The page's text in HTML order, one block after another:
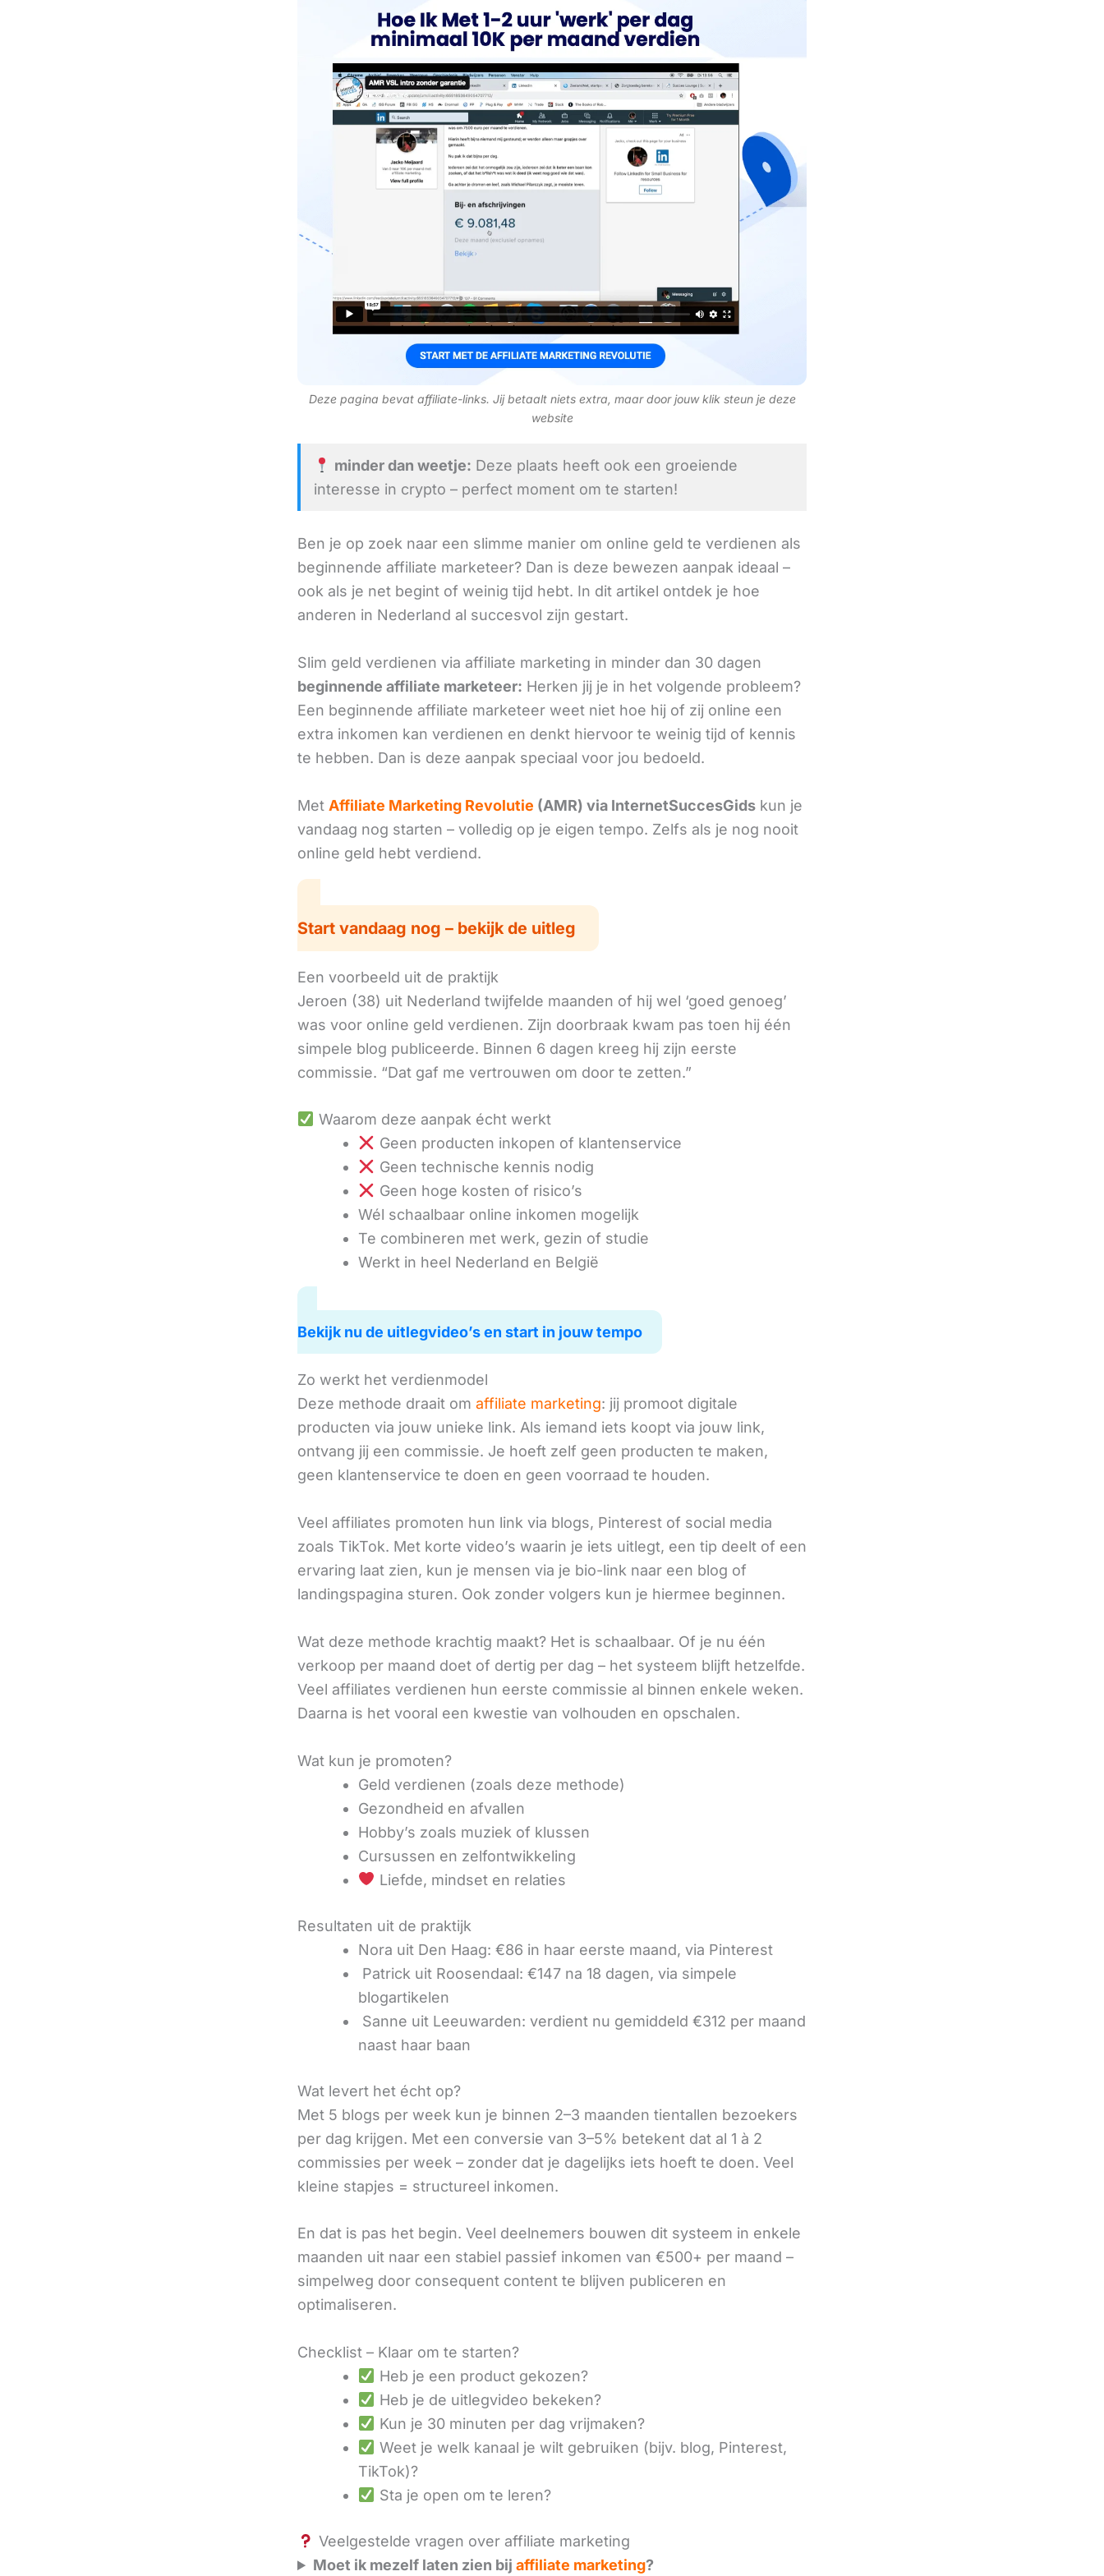
Deze pagina bevat affiliate-links. Jij betaalt niets extra, maar door jouw klik steun je deze
website
minder dan weetje: Deze plaats heeft ook een groeiende
interesse in crypto – perfect moment om te starten!
Ben je op zoek naar een slimme manier om online geld te verdienen als
beginnende affiliate marketeer? Dan is deze bewezen aanpak ideaal –
ook als je net begint of weinig tijd hebt. In dit artikel ontdek je hoe
anderen in Nederland al succesvol zijn gestart.
Slim geld verdienen via affiliate marketing in minder dan 30 dagen
beginnende affiliate marketeer: Herken jij je in het volgende probleem?
Een beginnende affiliate marketeer weet niet hoe hij of zij online een
extra inkomen kan verdienen en denkt hiervoor te weinig tijd of kennis
te hebben. Dan is deze aanpak speciaal voor jou bedoeld.
Met Affiliate Marketing Revolutie (AMR) via InternetSuccesGids kun je
vandaag nog starten – volledig op je eigen tempo. Zelfs als je nog nooit
online geld hebt verdiend.
Start vandaag nog – bekijk de uitleg
Een voorbeeld uit de praktijk
Jeroen (38) uit Nederland twijfelde maanden of hij wel ‘goed genoeg’
was voor online geld verdienen. Zijn doorbraak kwam pas toen hij één
simpele blog publiceerde. Binnen 6 dagen kreeg hij zijn eerste
commissie. “Dat gaf me vertrouwen om door te zetten.”
Waarom deze aanpak écht werkt
Geen producten inkopen of klantenservice
Geen technische kennis nodig
Geen hoge kosten of risico’s
Wél schaalbaar online inkomen mogelijk
Te combineren met werk, gezin of studie
Werkt in heel Nederland en België
Bekijk nu de uitlegvideo’s en start in jouw tempo
Zo werkt het verdienmodel
Deze methode draait om affiliate marketing: jij promoot digitale
producten via jouw unieke link. Als iemand iets koopt via jouw link,
ontvang jij een commissie. Je hoeft zelf geen producten te maken,
geen klantenservice te doen en geen voorraad te houden.
Veel affiliates promoten hun link via blogs, Pinterest of social media
zoals TikTok. Met korte video’s waarin je iets uitlegt, een tip deelt of een
ervaring laat zien, kun je mensen via je bio-link naar een blog of
landingspagina sturen. Ook zonder volgers kun je hiermee beginnen.
Wat deze methode krachtig maakt? Het is schaalbaar. Of je nu één
verkoop per maand doet of dertig per dag – het systeem blijft hetzelfde.
Veel affiliates verdienen hun eerste commissie al binnen enkele weken.
Daarna is het vooral een kwestie van volhouden en opschalen.
Wat kun je promoten?
Geld verdienen (zoals deze methode)
Gezondheid en afvallen
Hobby’s zoals muziek of klussen
Cursussen en zelfontwikkeling
Liefde, mindset en relaties
Resultaten uit de praktijk
Nora uit Den Haag: €86 in haar eerste maand, via Pinterest
‍ Patrick uit Roosendaal: €147 na 18 dagen, via simpele
blogartikelen
‍ Sanne uit Leeuwarden: verdient nu gemiddeld €312 per maand
naast haar baan
Wat levert het écht op?
Met 5 blogs per week kun je binnen 2–3 maanden tientallen bezoekers
per dag krijgen. Met een conversie van 3–5% betekent dat al 1 à 2
commissies per week – zonder dat je dagelijks iets hoeft te doen. Veel
kleine stapjes = structureel inkomen.
En dat is pas het begin. Veel deelnemers bouwen dit systeem in enkele
maanden uit naar een stabiel passief inkomen van €500+ per maand –
simpelweg door consequent content te blijven publiceren en
optimaliseren.
Checklist – Klaar om te starten?
Heb je een product gekozen?
Heb je de uitlegvideo bekeken?
Kun je 30 minuten per dag vrijmaken?
Weet je welk kanaal je wilt gebruiken (bijv. blog, Pinterest,
TikTok)?
Sta je open om te leren?
Veelgestelde vragen over affiliate marketing
Moet ik mezelf laten zien bijaffiliate marketing?